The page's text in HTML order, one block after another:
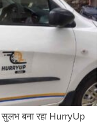
बना रहा HurryUp